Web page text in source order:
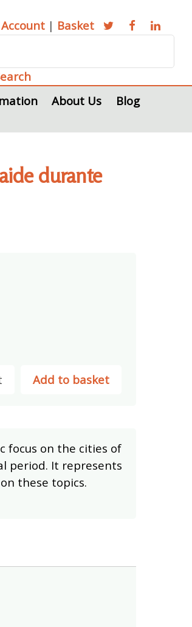
| Basket
About Us
Blog
durante
Add to basket
focus on the cities of
period. It represents
these topics.